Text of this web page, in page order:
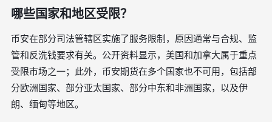
哪些国家和地区受限？
币安在部分司法管辖区实施了服务限制，原因通常与合规、监
管和反洗钱要求有关。公开资料显示，美国和加拿大属于重点
受限市场之一；此外，币安期货在多个国家也不可用，包括部
分欧洲国家、部分亚太国家、部分中东和非洲国家，以及伊
朗、缅甸等地区。